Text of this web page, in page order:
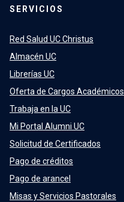
SERVICIOS
Red Salud UC Christus
Almacén UC
Librerías UC
Oferta de Cargos Académicos
Trabaja en la UC
Mi Portal Alumni UC
Solicitud de Certificados
Pago de créditos
Pago de arancel
Misas y Servicios Pastorales